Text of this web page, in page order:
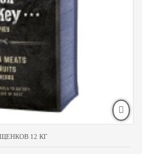
ЩЕНКОВ 12 КГ